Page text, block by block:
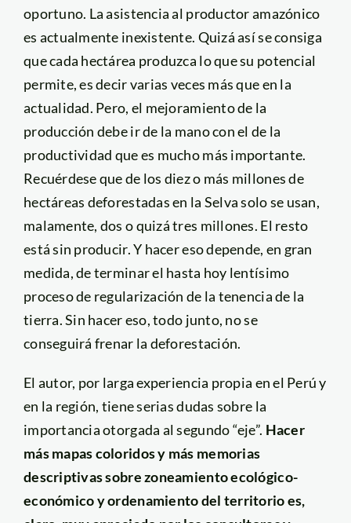
oportuno. La asistencia al productor amazónico
es actualmente inexistente. Quizá así se consiga
que cada hectárea produzca lo que su potencial
permite, es decir varias veces más que en la
actualidad. Pero, el mejoramiento de la
producción debe ir de la mano con el de la
productividad que es mucho más importante.
Recuérdese que de los diez o más millones de
hectáreas deforestadas en la Selva solo se usan,
malamente, dos o quizá tres millones. El resto
está sin producir. Y hacer eso depende, en gran
medida, de terminar el hasta hoy lentísimo
proceso de regularización de la tenencia de la
tierra. Sin hacer eso, todo junto, no se
conseguirá frenar la deforestación.
El autor, por larga experiencia propia en el Perú y
en la región, tiene serias dudas sobre la
importancia otorgada al segundo “eje”. Hacer
más mapas coloridos y más memorias
descriptivas sobre zoneamiento ecológico-
económico y ordenamiento del territorio es,